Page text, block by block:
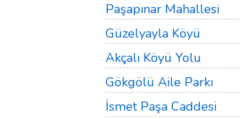
Paşapınar Mahallesi
Güzelyayla Köyü
Akçalı Köyü Yolu
Gökgölü Aile Parkı
İsmet Paşa Caddesi